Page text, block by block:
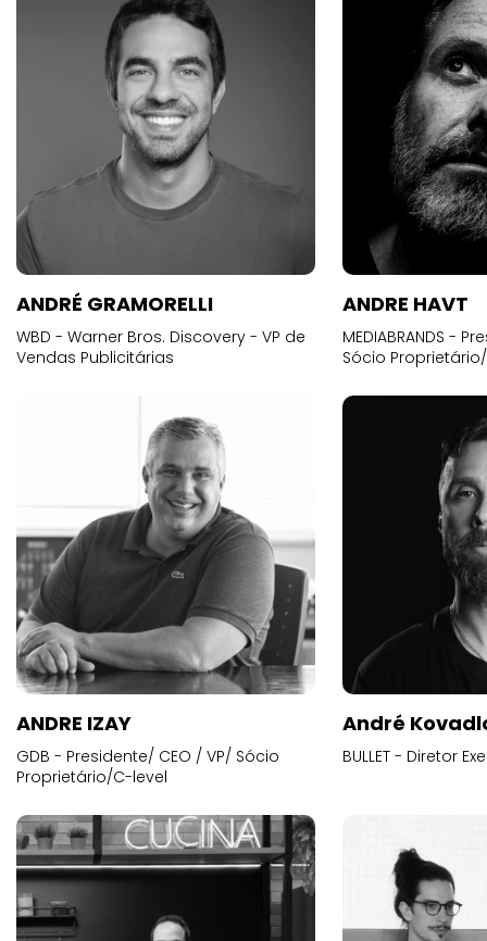
ANDRÉ GRAMORELLI
WBD - Warner Bros. Discovery - VP de
Vendas Publicitárias
ANDRE HAVT
MEDIABRANDS -
Sócio
ANDRE IZAY
GDB - Presidente/ CEO / VP/ Sócio
Proprietário/C-level
André
BULLET - Diretor